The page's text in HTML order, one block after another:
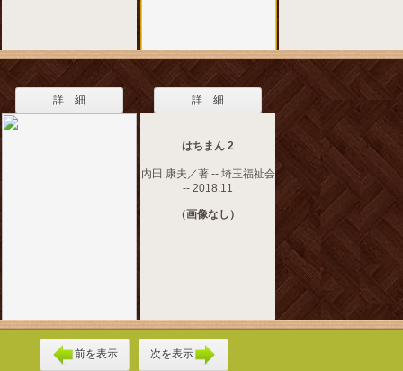
詳 細 詳 細
はちまん 2
内田 康夫／著 -- 埼玉福祉会
-- 2018.11
（画像なし）
前を表示 次を表示